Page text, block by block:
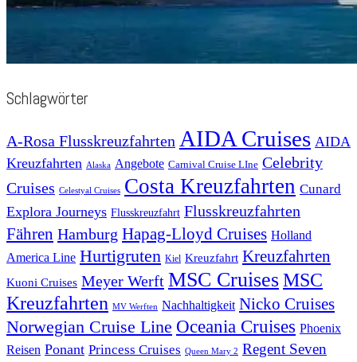
Schlagwörter
A-Rosa Flusskreuzfahrten AIDA Cruises AIDA
Kreuzfahrten
Alaska Angebote Carnival Cruise LIne Celebrity
Cruises Celestyal Cruises Costa Kreuzfahrten Cunard
Explora Journeys Flusskreuzfahrt Flusskreuzfahrten
Fähren Hamburg Hapag-Lloyd Cruises Holland
America Line Hurtigruten Kiel Kreuzfahrt Kreuzfahrten
Kuoni Cruises Meyer Werft MSC CruisesMSC
Kreuzfahrten MV Werften Nachhaltigkeit Nicko Cruises
Norwegian Cruise Line Oceania Cruises Phoenix
Reisen Ponant Princess Cruises Queen Mary 2 Regent Seven